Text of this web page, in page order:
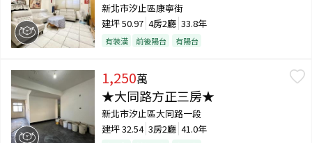
新北市汐止區康寧街
建坪50.97 4房2廳 33.8年
有裝潢 前後陽台 有陽台
1,250萬
★大同路方正三房★
新北市汐止區大同路一段
建坪32.54 3房2廳 41.0年